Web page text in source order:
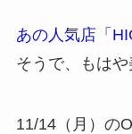
あの人気店「
そうで、もは
11/14（月）の